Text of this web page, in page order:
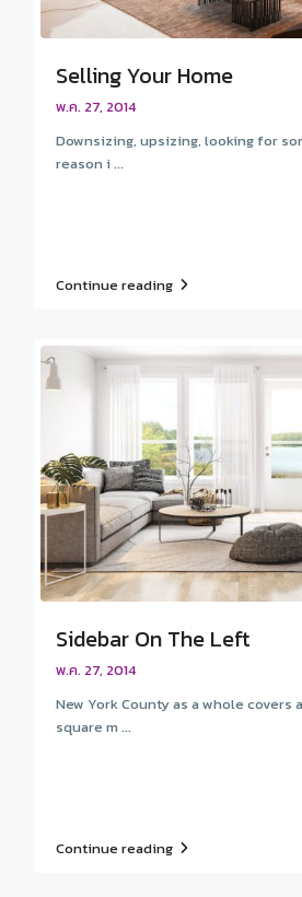
Selling Your Home
พ.ค. 27, 2014
Downsizing, upsizing, looking for
reason i ...
Continue reading
Sidebar On The Left
พ.ค. 27, 2014
New York County as a whole covers
square m ...
Continue reading